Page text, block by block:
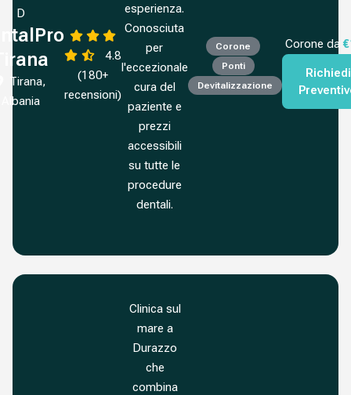
D
Tirana,
Albania
4.8
(180+
recensioni)
esperienza.
Conosciuta
per
l'eccezionale
cura del
paziente e
prezzi
accessibili
su tutte le
procedure
dentali.
Corone
Ponti
Devitalizzazione
Corone da
Richiedi
Clinica sul
mare a
Durazzo
che
combina